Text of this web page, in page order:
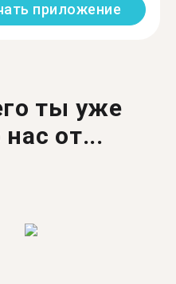
приложение
ты уже
от...